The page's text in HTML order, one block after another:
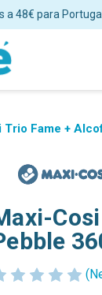
Portugal
Trio Fame +